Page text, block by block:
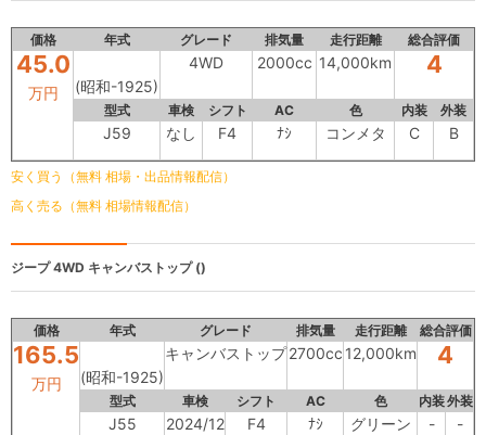
価格 年式 グレード 排気量 走行距離 総合評価
45.0
万円 (昭和-1925)
4WD 2000cc 14,000km 4
型式 車検 シフト AC 色 内装 外装
J59 なし F4 ﾅｼ コンメタ C B
安く買う（無料 相場・出品情報配信）
高く売る（無料 相場情報配信）
ジープ 4WD キャンバストップ ()
価格 年式 グレード 排気量 走行距離 総合評価
165.5
万円 (昭和-1925)
キャンバストップ2700cc 12,000km 4
型式 車検 シフト AC 色 内装外装
J55 2024/12 F4 ﾅｼ グリーン - -